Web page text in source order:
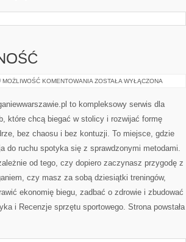
MOŻLIWOŚĆ KOMENTOWANIA STRETCHING
ZOSTAŁA WYŁĄCZONA
to kompleksowy serwis dla
które chcą biegać w stolicy i rozwijać formę
bez chaosu i bez kontuzji. To miejsce, gdzie
do ruchu spotyka się z sprawdzonymi metodami.
od tego, czy dopiero zaczynasz przygodę z
czy masz za sobą dziesiątki treningów,
ekonomię biegu, zadbać o zdrowie i zbudować
i Recenzje sprzętu sportowego. Strona powstała